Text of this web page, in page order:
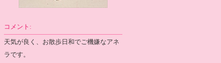
コメント:
天気が良く、お散歩日和でご機嫌なアネ
ラです。